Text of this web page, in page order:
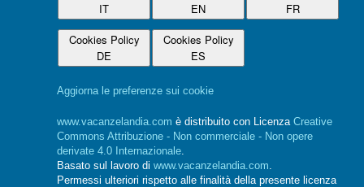
IT
EN
FR
Cookies Policy
DE
Cookies Policy
ES
Aggiorna le preferenze sui cookie
www.vacanzelandia.com è distribuito con Licenza Creative
Commons Attribuzione - Non commerciale - Non opere
derivate 4.0 Internazionale
Basato sul lavoro di www.vacanzelandia.com
Permessi ulteriori rispetto alle finalità della presente licenza